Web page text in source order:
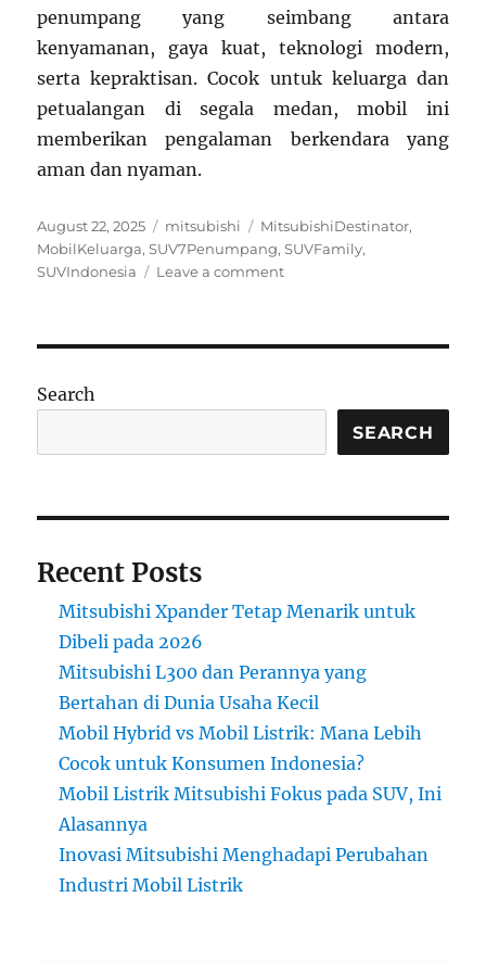
penumpang yang seimbang antara
kenyamanan, gaya kuat, teknologi modern,
serta kepraktisan. Cocok untuk keluarga dan
petualangan di segala medan, mobil ini
memberikan pengalaman berkendara yang
aman dan nyaman.
Posted
on
August 22, 2025 Categories
mitsubishi Tags
MitsubishiDestinator,
MobilKeluarga,SUV7Penumpang,SUVFamily,
SUVIndonesia
Leave a commenton
Andal
Keluarga
Search
SEARCH
Recent Posts
Mitsubishi Xpander Tetap Menarik untuk
Dibeli pada 2026
Mitsubishi L300 dan Perannya yang
Bertahan di Dunia Usaha Kecil
Mobil Hybrid vs Mobil Listrik: Mana Lebih
Cocok untuk Konsumen Indonesia?
Mobil Listrik Mitsubishi Fokus pada SUV, Ini
Alasannya
Inovasi Mitsubishi Menghadapi Perubahan
Industri Mobil Listrik